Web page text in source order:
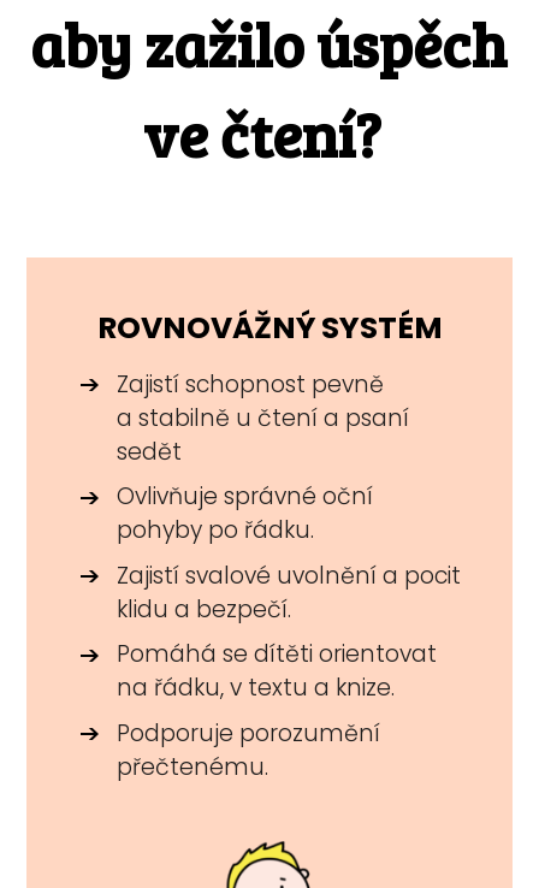
aby zažilo úspěch
ve čtení?
ROVNOVÁŽNÝ SYSTÉM
Zajistí schopnost pevně
a stabilně u čtení a psaní
sedět
Ovlivňuje správné oční
pohyby po řádku.
Zajistí svalové uvolnění a pocit
klidu a bezpečí.
Pomáhá se dítěti orientovat
na řádku, v textu a knize.
Podporuje porozumění
přečtenému.